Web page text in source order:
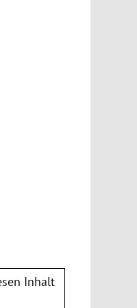
Inhalt